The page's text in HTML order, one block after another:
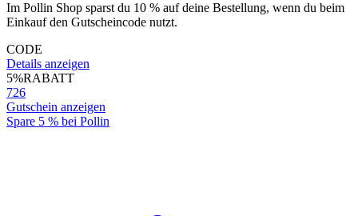
Im Pollin Shop sparst du 10 % auf deine Bestellung, wenn du beim
Einkauf den Gutscheincode nutzt.
CODE
Details anzeigen
5%RABATT
726
Gutschein anzeigen
Spare 5 % bei Pollin